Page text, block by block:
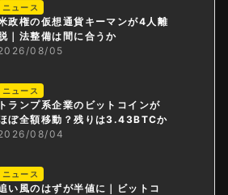
ニュース
政権の仮想通貨キーマンが4人離
｜法整備は間に合うか
08/05
ニュース
トランプ系企業のビットコインが
ぼ全額移動？残りは3.43BTCか
08/04
ニュース
い風のはずが半値に｜ビットコ